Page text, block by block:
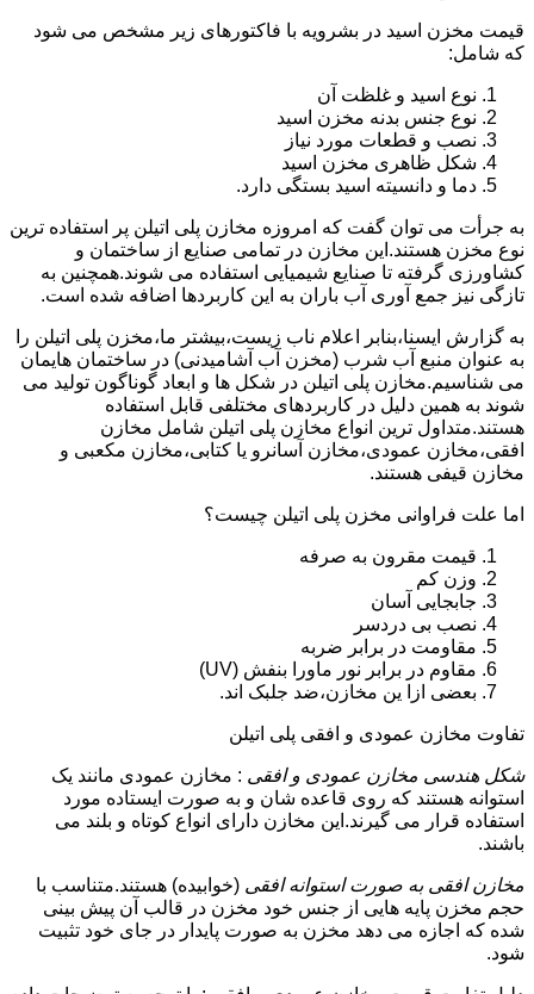
قیمت مخزن اسید در بشرویه با فاکتورهای زیر مشخص می شود
که شامل:
نوع اسید و غلظت آن
نوع جنس بدنه مخزن اسید
نصب و قطعات مورد نیاز
شکل ظاهری مخزن اسید
دما و دانسیته اسید بستگی دارد.
به جرأت می توان گفت که امروزه مخازن پلی اتیلن پر استفاده ترین
نوع مخزن هستند.این مخازن در تمامی صنایع از ساختمان و
کشاورزی گرفته تا صنایع شیمیایی استفاده می شوند.همچنین به
تازگی نیز جمع آوری آب باران به این کاربردها اضافه شده است.
به گزارش ایسنا،بنابر اعلام ناب زیست،بیشتر ما،مخزن پلی اتیلن را
به عنوان منبع آب شرب (مخزن آب آشامیدنی) در ساختمان هایمان
می شناسیم.مخازن پلی اتیلن در شکل ها و ابعاد گوناگون تولید می
شوند به همین دلیل در کاربردهای مختلفی قابل استفاده
هستند.متداول ترین انواع مخازن پلی اتیلن شامل مخازن
افقی،مخازن عمودی،مخازن آسانرو یا کتابی،مخازن مکعبی و
مخازن قیفی هستند.
اما علت فراوانی مخزن پلی اتیلن چیست؟
قیمت مقرون به صرفه
وزن کم
جابجایی آسان
نصب بی دردسر
مقاومت در برابر ضربه
مقاوم در برابر نور ماورا بنفش (UV)
بعضی ازا ین مخازن،ضد جلبک اند.
تفاوت مخازن عمودی و افقی پلی اتیلن
شکل هندسی مخازن عمودی و افقی : مخازن عمودی مانند یک
استوانه هستند که روی قاعده شان و به صورت ایستاده مورد
استفاده قرار می گیرند.این مخازن دارای انواع کوتاه و بلند می
باشند.
مخازن افقی به صورت استوانه افقی (خوابیده) هستند.متناسب با
حجم مخزن پایه هایی از جنس خود مخزن در قالب آن پیش بینی
شده که اجازه می دهد مخزن به صورت پایدار در جای خود تثبیت
شود.